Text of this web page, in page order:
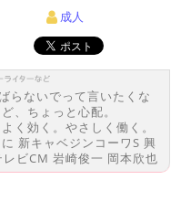
成人
らないでって言いたくな
、ちょっと心配。
く効く。やさしく働く。
新キャベジンコーワS 興
ビCM 岩崎俊一 岡本欣也